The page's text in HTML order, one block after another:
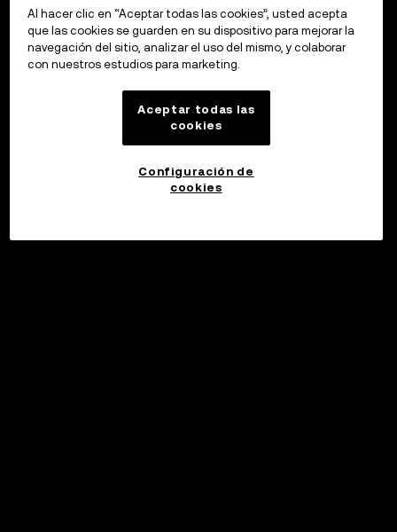
Al hacer clic en “Aceptar todas las cookies”, usted acepta
que las cookies se guarden en su dispositivo para mejorar la
navegación del sitio, analizar el uso del mismo, y colaborar
con nuestros estudios para marketing.
Aceptar todas las
cookies
Configuración de
cookies